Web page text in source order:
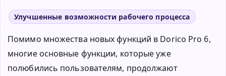
Улучшенные возможности рабочего процесса
Помимо множества новых функций в Dorico Pro 6,
многие основные функции, которые уже
полюбились пользователям, продолжают